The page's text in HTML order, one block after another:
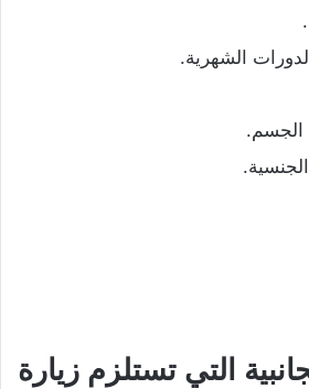
الشهرية.
الجسم.
التي تستلزم زيارة